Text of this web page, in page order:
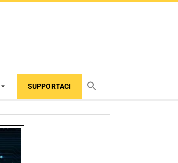
SUPPORTACI